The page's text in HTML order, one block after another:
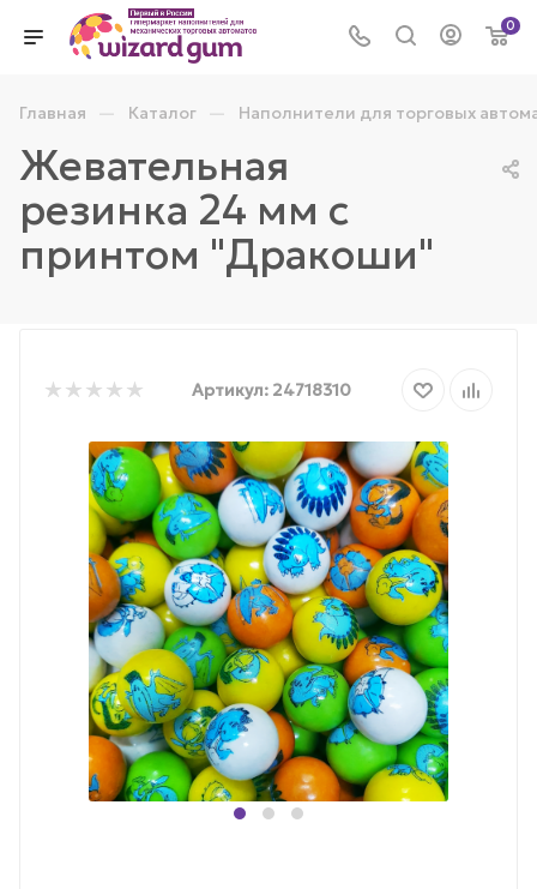
0
Главная — Каталог — Наполнители для торговых
Жевательная
резинка 24 мм с
принтом "Дракоши"
Артикул: 24718310